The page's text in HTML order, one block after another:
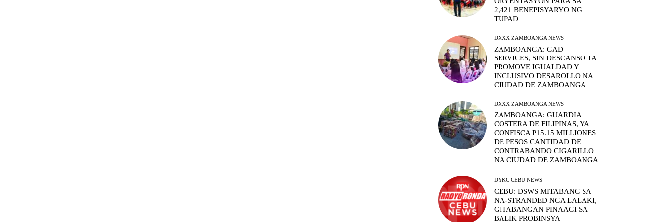
2,421 BENEPISYARYO NG
TUPAD
DXXX ZAMBOANGA NEWS
ZAMBOANGA: GAD
SERVICES, SIN DESCANSO TA
PROMOVE IGUALDAD Y
INCLUSIVO DESAROLLO NA
CIUDAD DE ZAMBOANGA
DXXX ZAMBOANGA NEWS
ZAMBOANGA: GUARDIA
COSTERA DE FILIPINAS, YA
CONFISCA P15.15 MILLIONES
DE PESOS CANTIDAD DE
CONTRABANDO CIGARILLO
NA CIUDAD DE ZAMBOANGA
DYKC CEBU NEWS
CEBU: DSWS MITABANG SA
NA-STRANDED NGA LALAKI,
GITABANGAN PINAAGI SA
BALIK PROBINSYA